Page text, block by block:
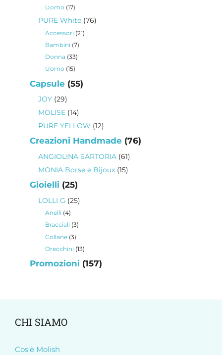
Uomo 1717
prodotti
PURE White 7676
Accessori 2121
Bambini 77
prodotti
Donna 3333
Uomo 1515
Capsule 5555
JOY 2929
prodotti
MOLISE 1414
prodotti
PURE YELLOW 1212
Creazioni Handmade 7676
ANGIOLINA SARTORIA 6161
MONIA Borse e Bijoux 1515
Gioielli 2525
prodotti
LOLLI G 2525
Anelli 44
prodotti
Bracciali 33
Collane 33
prodotti
Orecchini 1313
Promozioni 157157
CHI SIAMO
Cos’è Molish